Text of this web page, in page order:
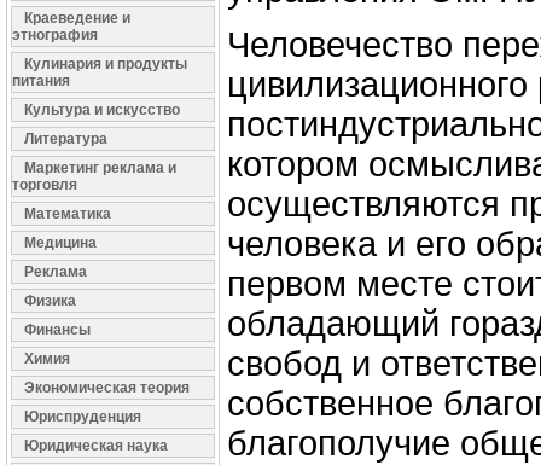
Краеведение и
этнография
Кулинария и продукты
питания
Культура и искусство
Литература
Маркетинг реклама и
торговля
Математика
Медицина
Реклама
Физика
Финансы
Химия
Экономическая теория
Юриспруденция
Юридическая наука
Человечество
цивилизационного
котором
осуществляются
человека и его
первом месте
обладающий
свобод и
собственное
благополучие